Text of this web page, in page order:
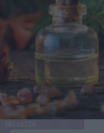
accelerare la perdita di
di New York, Elie
estetici post-perdita di
della crescente
rappresentare il "tocco
difficili da eliminare con
questi pazienti hanno
l’estetica - spiega
farmaci GLP-1 per
massimizzare i risultati
di peso significativa,